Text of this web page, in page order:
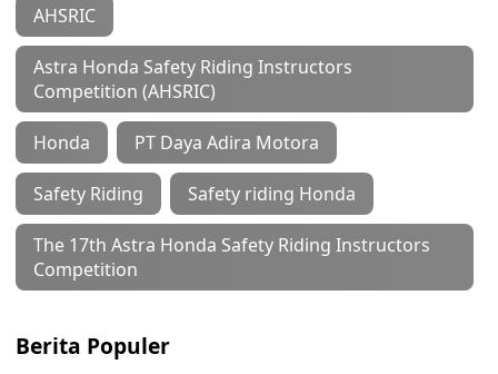
AHSRIC
Astra Honda Safety Riding Instructors
Competition (AHSRIC)
Honda PT Daya Adira Motora
Safety Riding Safety riding Honda
The 17th Astra Honda Safety Riding Instructors
Competition
Berita Populer